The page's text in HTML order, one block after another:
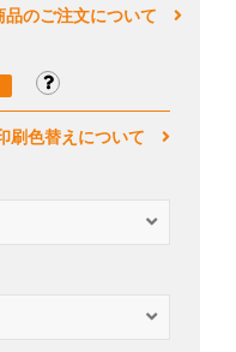
品のご注文について
刷色替えについて